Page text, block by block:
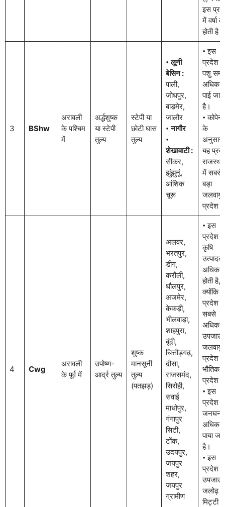
इस
में वर्षा
होती है।
3 BShw
अरावली
के पश्चिम
में
अर्द्धशुष्क
या स्टेपी
तुल्य
स्टेपी या
छोटी घास
तुल्य
𑇐लूनी
बेसिन :
पाली,
जोधपुर,
बाड़मेर,
जालौर
𑇐नागौर
𑇐
शेखावाटी :
सीकर,
झुंझुनूं,
आंशिक
चूरू
𑇐 इस
प्रदेश में
पशु
अधिक
पाई जाती
है।
𑇐 कोपेन
के
अनुसार
यह
में सबसे
बड़ा
जलवायु
प्रदेश
4 Cwg
अरावली
के पूर्व में
उपोष्ण-
आर्द्र तुल्य
शुष्क
मानसूनी
तुल्य
(पतझड़)
अलवर,
भरतपुर,
डीग,
करौली,
धौलपुर,
अजमेर,
केकड़ी,
भीलवाड़ा,
शाहपुरा,
बूंदी,
चित्तौड़गढ़,
दौसा,
राजसमंद,
सिरोही,
सवाई
माधोपुर,
गंगापुर
सिटी,
टोंक,
उदयपुर,
जयपुर
शहर,
जयपुर
ग्रामीण
𑇐 इस
प्रदेश में
कृषि
अधिक
होती है,
क्योंकि
प्रदेश
सबसे
अधिक
उपजाऊ
जलवायु
प्रदेश
भौतिक
प्रदेश
𑇐 इस
प्रदेश में
अधिक
पाया
है।
𑇐 इस
प्रदेश में
उपजाऊ
जलोढ़
मिट्टी